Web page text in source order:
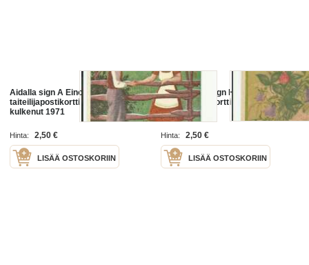
Aidalla sign A Einola -
taiteilijapostikortti postikortti
kulkenut 1971
Hinta: 2,50 €
LISÄÄ OSTOSKORIIN
Kukkavihko sign H Sjöstedt -
taiteilijapostikortti postikortti
kulkenut 1951
Hinta: 2,50 €
LISÄÄ OSTOSKORIIN